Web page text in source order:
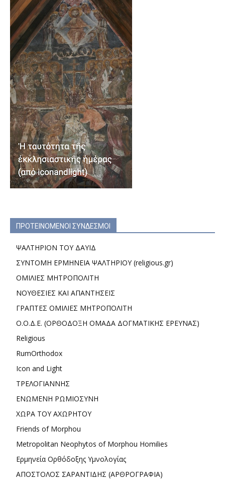
ΠΡΟΤΕΙΝΟΜΕΝΟΙ ΣΥΝΔΕΣΜΟΙ
ΨΑΛΤΗΡΙΟΝ ΤΟΥ ΔΑΥΙΔ
ΣΥΝΤΟΜΗ ΕΡΜΗΝΕΙΑ ΨΑΛΤΗΡΙΟΥ (religious.gr)
ΟΜΙΛΙΕΣ ΜΗΤΡΟΠΟΛΙΤΗ
ΝΟΥΘΕΣΙΕΣ ΚΑΙ ΑΠΑΝΤΗΣΕΙΣ
ΓΡΑΠΤΕΣ ΟΜΙΛΙΕΣ ΜΗΤΡΟΠΟΛΙΤΗ
Ο.Ο.Δ.Ε. (ΟΡΘΟΔΟΞΗ ΟΜΑΔΑ ΔΟΓΜΑΤΙΚΗΣ ΕΡΕΥΝΑΣ)
Religious
RumOrthodox
Icon and Light
ΤΡΕΛΟΓΙΑΝΝΗΣ
ΕΝΩΜΕΝΗ ΡΩΜΙΟΣΥΝΗ
ΧΩΡΑ ΤΟΥ ΑΧΩΡΗΤΟΥ
Friends of Morphou
Metropolitan Neophytos of Morphou Homilies
Ερμηνεία Ορθόδοξης Υμνολογίας
ΑΠΟΣΤΟΛΟΣ ΣΑΡΑΝΤΙΔΗΣ (ΑΡΘΡΟΓΡΑΦΙΑ)